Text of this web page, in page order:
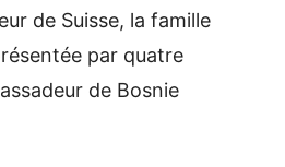
de Suisse, la famille
par quatre
de Bosnie